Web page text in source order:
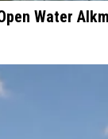
Water